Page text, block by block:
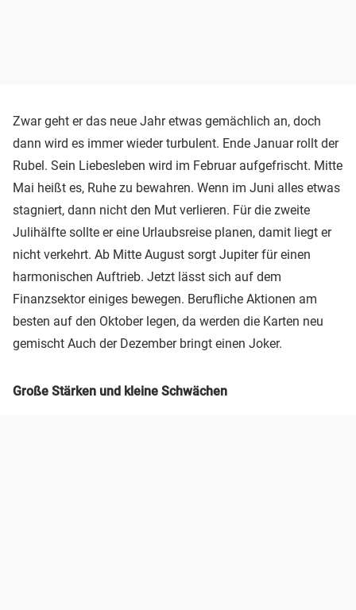
Zwar geht er das neue Jahr etwas gemächlich an, doch
dann wird es immer wieder turbulent. Ende Januar rollt der
Rubel. Sein Liebesleben wird im Februar aufgefrischt. Mitte
Mai heißt es, Ruhe zu bewahren. Wenn im Juni alles etwas
stagniert, dann nicht den Mut verlieren. Für die zweite
Julihälfte sollte er eine Urlaubsreise planen, damit liegt er
nicht verkehrt. Ab Mitte August sorgt Jupiter für einen
harmonischen Auftrieb. Jetzt lässt sich auf dem
Finanzsektor einiges bewegen. Berufliche Aktionen am
besten auf den Oktober legen, da werden die Karten neu
gemischt Auch der Dezember bringt einen Joker.
Große Stärken und kleine Schwächen